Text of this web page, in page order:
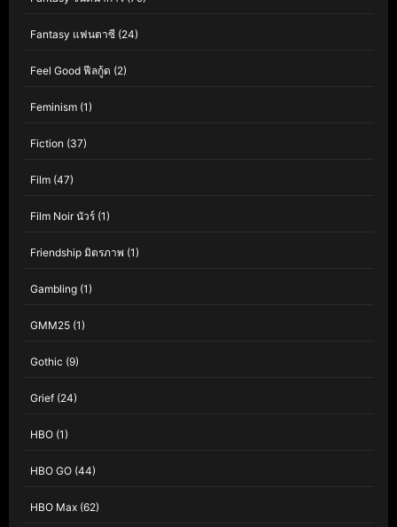
Fantasy แฟนตาซี (24)
Feel Good ฟีลกู้ด (2)
Feminism (1)
Fiction (37)
Film (47)
Film Noir นัวร์ (1)
Friendship มิตรภาพ (1)
Gambling (1)
GMM25 (1)
Gothic (9)
Grief (24)
HBO (1)
HBO GO (44)
HBO Max (62)